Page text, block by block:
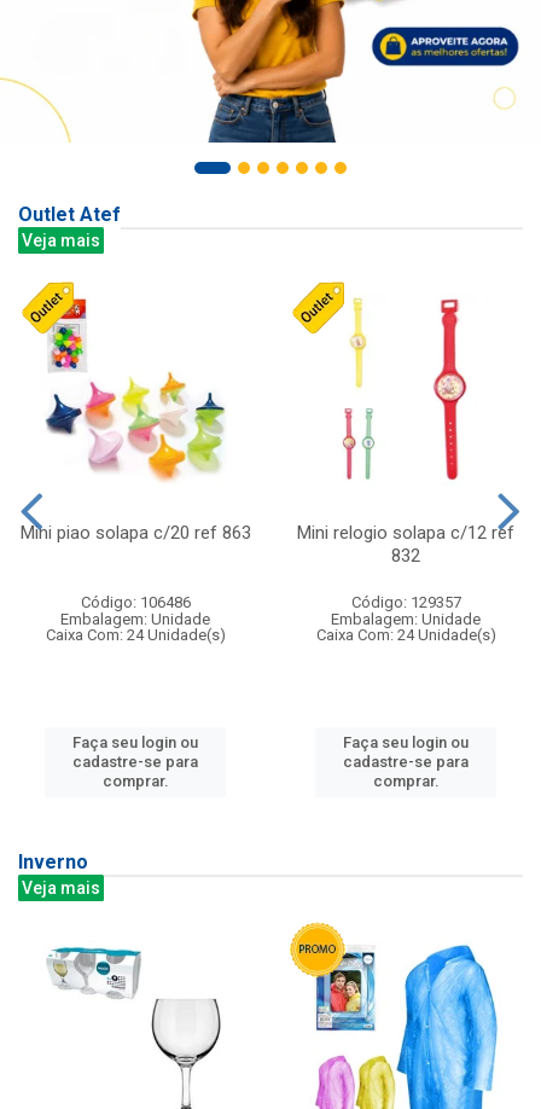
Outlet Atef
Veja mais
Mini piao solapa c/20 ref 863
Código: 106486
Embalagem: Unidade
Caixa Com: 24 Unidade(s)
Faça seu login ou
cadastre-se para
comprar.
Mini relogio solapa c/12 ref
832
Código: 129357
Embalagem: Unidade
Caixa Com: 24 Unidade(s)
Faça seu login ou
cadastre-se para
comprar.
Inverno
Veja mais